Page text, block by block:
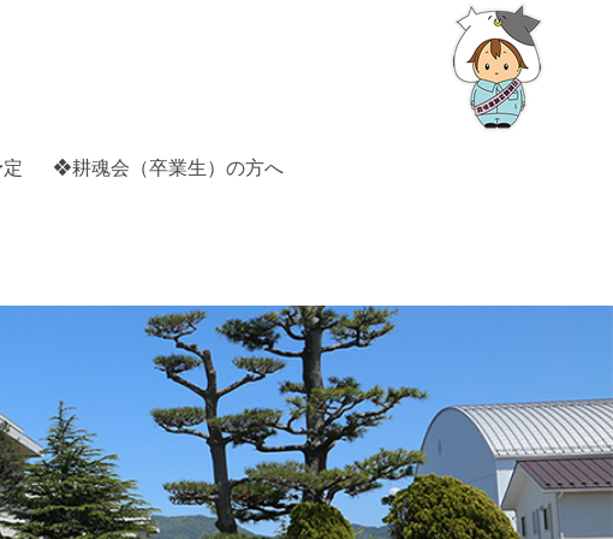
❖耕魂会（卒業生）の方へ